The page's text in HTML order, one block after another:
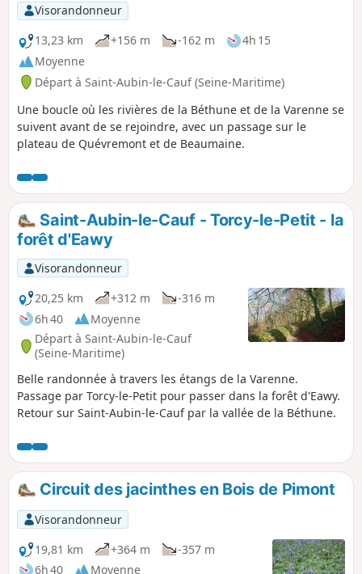
Visorandonneur
13,23 km
+156 m -162 m
4h 15
Moyenne
Départ à Saint-Aubin-le-Cauf (Seine-Maritime)
Une boucle où les rivières de la Béthune et de la Varenne se
suivent avant de se rejoindre, avec un passage sur le
plateau de Quévremont et de Beaumaine.
Saint-Aubin-le-Cauf - Torcy-le-Petit - la
forêt d'Eawy
Visorandonneur
20,25 km
+312 m
-316 m
6h 40
Moyenne
Départ à Saint-Aubin-le-Cauf
(Seine-Maritime)
Belle randonnée à travers les étangs de la Varenne.
Passage par Torcy-le-Petit pour passer dans la forêt d'Eawy.
Retour sur Saint-Aubin-le-Cauf par la vallée de la Béthune.
Circuit des jacinthes en Bois de Pimont
Visorandonneur
19,81 km
+364 m
-357 m
6h 40
Moyenne